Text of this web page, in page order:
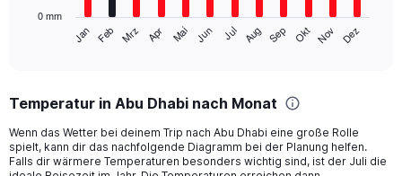
Range:
categories.
The
Jan Feb Mrz Apr Mai Jun Jul Aug Sep Okt Nov Dez
0 mm
Temperatur in Abu Dhabi nach Monat
Wenn das Wetter bei deinem Trip nach Abu Dhabi eine große Rolle
spielt, kann dir das nachfolgende Diagramm bei der Planung helfen.
Falls dir wärmere Temperaturen besonders wichtig sind, ist der Juli die